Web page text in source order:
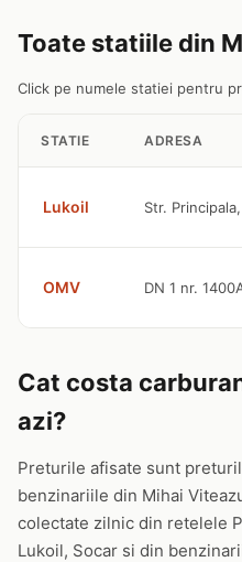
Toate statiile din
Click pe numele statiei pentru
STATIE ADRESA
Lukoil Str.
OMV DN 1 nr.
Cat costa
azi?
Preturile afisate sunt
benzinariile din Mihai
colectate zilnic din retelele
Lukoil, Socar si din